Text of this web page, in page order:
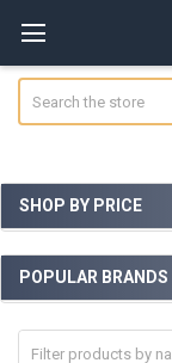
Sidebar
SHOP BY PRICE
POPULAR BRANDS